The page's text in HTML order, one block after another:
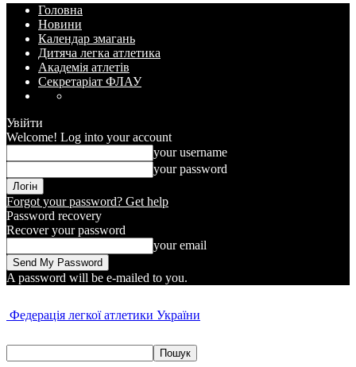
Головна
Новини
Календар змагань
Дитяча легка атлетика
Академія атлетів
Секретаріат ФЛАУ
Увійти
Welcome! Log into your account
your username
your password
Forgot your password? Get help
Password recovery
Recover your password
your email
A password will be e-mailed to you.
Федерація легкої атлетики України